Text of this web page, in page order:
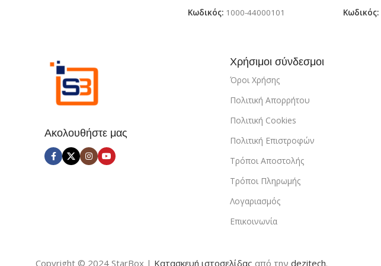
Κωδικός: 1000-44000101 Κωδικός:
Ακολουθήστε μας
Χρήσιμοι σύνδεσμοι
Όροι Χρήσης
Πολιτική Απορρήτου
Πολιτική Cookies
Πολιτική Επιστροφών
Τρόποι Αποστολής
Τρόποι Πληρωμής
Λογαριασμός
Επικοινωνία
Copyright © 2024 StarBox | Κατασκευή ιστοσελίδας από την dezitech.